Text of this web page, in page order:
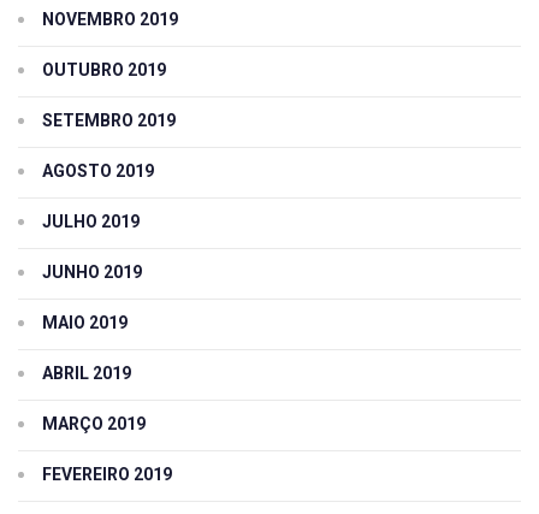
NOVEMBRO 2019
OUTUBRO 2019
SETEMBRO 2019
AGOSTO 2019
JULHO 2019
JUNHO 2019
MAIO 2019
ABRIL 2019
MARÇO 2019
FEVEREIRO 2019